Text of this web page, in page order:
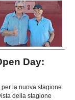
Day:
la nuova stagione
della stagione